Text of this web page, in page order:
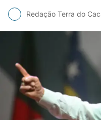
Redação Terra do